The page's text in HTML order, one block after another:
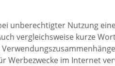
unberechtigter Nutzung
vergleichsweise kurze
Werbezwecke im Internet